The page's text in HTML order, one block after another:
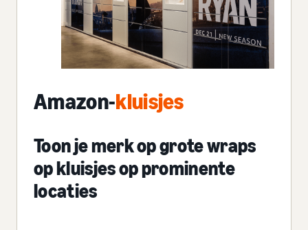
Amazon-kluisjes
Toon je merk op grote wraps
op kluisjes op prominente
locaties